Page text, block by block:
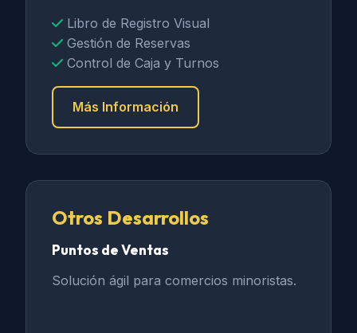
Libro de Registro Visual
Gestión de Reservas
Control de Caja y Turnos
Más Información
Otros Desarrollos
Puntos de Ventas
Solución ágil para comercios minoristas.